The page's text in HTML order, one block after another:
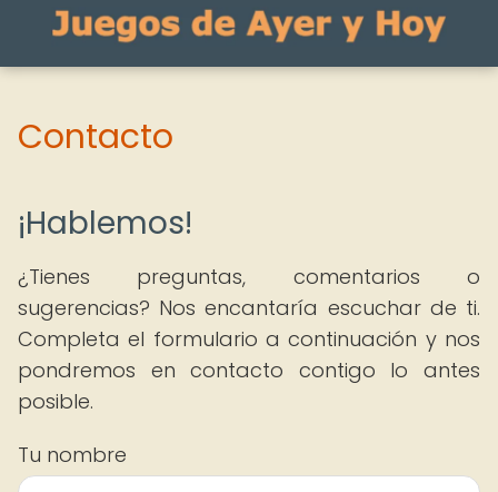
Contacto
¡Hablemos!
¿Tienes preguntas, comentarios o
sugerencias? Nos encantaría escuchar de ti.
Completa el formulario a continuación y nos
pondremos en contacto contigo lo antes
posible.
Tu nombre